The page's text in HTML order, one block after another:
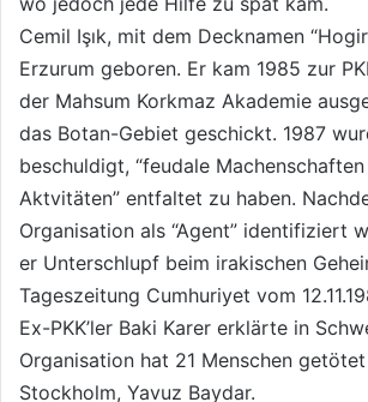
Cemil Işık, mit dem Decknamen
Erzurum geboren. Er kam 1985 zur
der Mahsum Korkmaz Akademie
das Botan-Gebiet geschickt. 1987
beschuldigt, “feudale
Aktvitäten” entfaltet zu haben.
Organisation als “Agent” identifiziert
er Unterschlupf beim irakischen
Tageszeitung Cumhuriyet vom
Ex-PKK’ler Baki Karer erklärte in
Organisation hat 21 Menschen getötet
Stockholm, Yavuz Baydar.